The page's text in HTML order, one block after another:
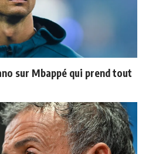
sur Mbappé qui prend tout